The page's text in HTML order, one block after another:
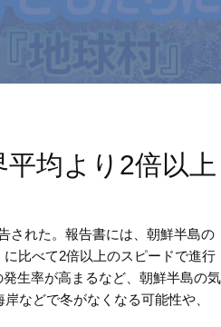
平均より2倍以上
された。報告書には、朝鮮半島の
比べて2倍以上のスピードで進行
生率が高まるなど、朝鮮半島の気
などで冬がなくなる可能性や、